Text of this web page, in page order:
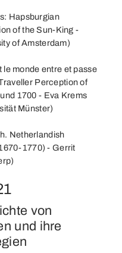
Hapsburgian
of the Sun-King -
of Amsterdam)
monde entre et passe
Perception of
1700 - Eva Krems
Münster)
Netherlandish
1770) - Gerrit
von
und ihre